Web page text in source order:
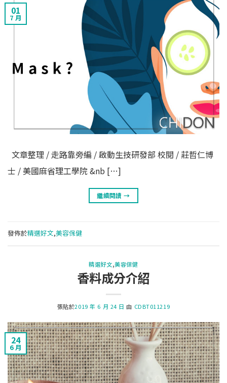
01
7 月
文章整理 / 走路靠旁編 / 啟動生技研發部 校閱 / 莊哲仁博
士 / 美國麻省理工學院 &nb […]
繼續閱讀→
發佈於精選好文,美容保健
精選好文,美容保健
香料成分介紹
張貼於2019 年 6 月 24 日 由 CDBT011219
24
6 月